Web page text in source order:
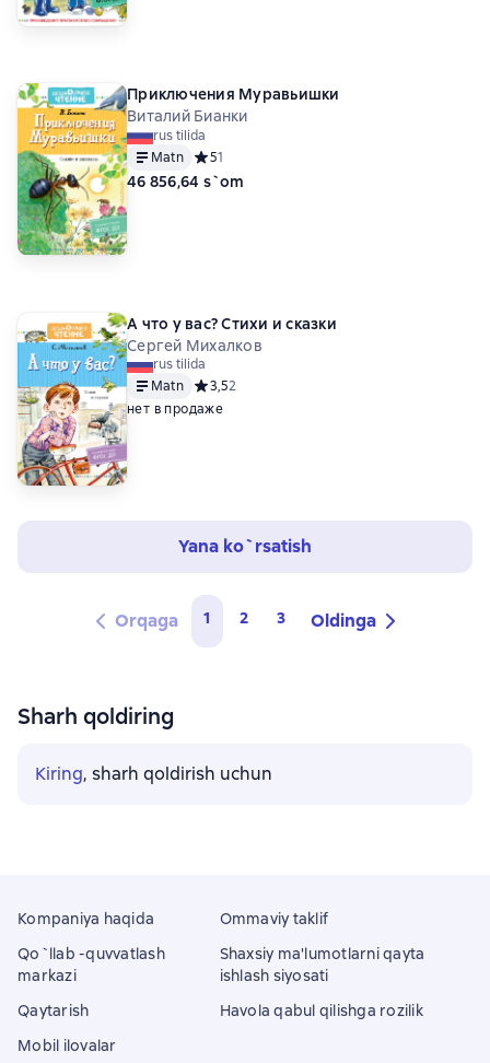
Приключения Муравьишки
Виталий Бианки
rus tilida
Matn
Средний рейтинг 5 на основе 1 оценок
51
46 856,64 s`om
А что у вас? Стихи и сказки
Сергей Михалков
rus tilida
Matn
Средний рейтинг 3,5 на основе 2 оценок
3,52
нет в продаже
Yana ko`rsatish
Orqaga 1 2 3 Oldinga
Sharh qoldiring
Kiring, sharh qoldirish uchun
Kompaniya haqida
Qo`llab -quvvatlash
markazi
Qaytarish
Mobil ilovalar
Ommaviy taklif
Shaxsiy ma'lumotlarni qayta
ishlash siyosati
Havola qabul qilishga rozilik